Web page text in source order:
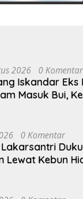
2026 0 Komentar
Iskandar Eks
Masuk Bui,
0 Komentar
Lakarsantri
Lewat Kebun